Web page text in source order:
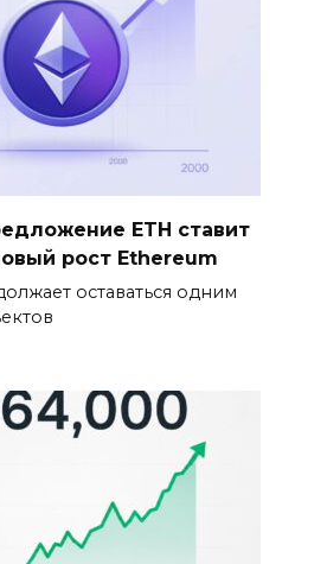
ETH ставит
рост Ethereum
оставаться одним